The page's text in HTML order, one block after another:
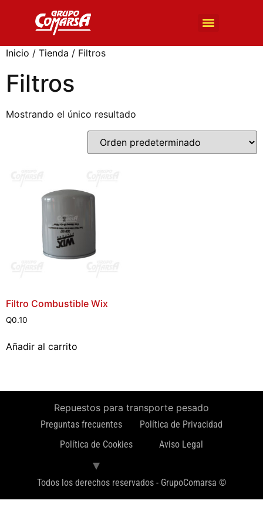
Inicio / Tienda / Filtros
Filtros
Mostrando el único resultado
Filtro Combustible Wix
Q0.10
Añadir al carrito
Repuestos para transporte pesado
Preguntas frecuentes
Política de Privacidad
Política de Cookies
Aviso Legal
Todos los derechos reservados - GrupoComarsa ©